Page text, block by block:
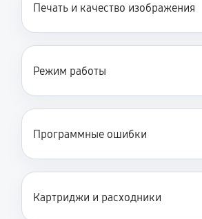
Печать и качество изображения
Режим работы
Программные ошибки
Картриджи и расходники